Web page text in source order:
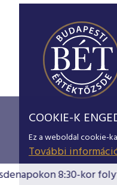
8:30-kor
COOKIE-K
Ez a weboldal cookie-
További